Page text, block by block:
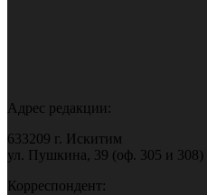
Адрес редакции:
633209 г. Искитим
ул. Пушкина, 39 (оф. 305 и 308)
Корреспондент: